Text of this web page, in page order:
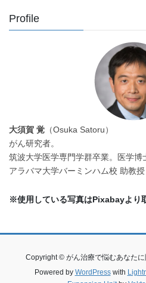
Profile
大須賀 覚 （Osuka Satoru）
がん研究者。
筑波大学医学専門学群卒業。医学博
アラバマ大学バーミンハム校 助教授
※使用している写真はPixabayより
Copyright © がん治療で悩むあなた
Powered by WordPresswith